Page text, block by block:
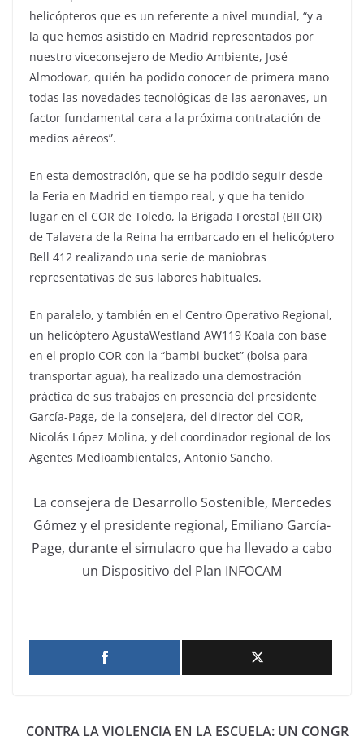
helicópteros que es un referente a nivel mundial, “y a
la que hemos asistido en Madrid representados por
nuestro viceconsejero de Medio Ambiente, José
Almodovar, quién ha podido conocer de primera mano
todas las novedades tecnológicas de las aeronaves, un
factor fundamental cara a la próxima contratación de
medios aéreos”.
En esta demostración, que se ha podido seguir desde
la Feria en Madrid en tiempo real, y que ha tenido
lugar en el COR de Toledo, la Brigada Forestal (BIFOR)
de Talavera de la Reina ha embarcado en el helicóptero
Bell 412 realizando una serie de maniobras
representativas de sus labores habituales.
En paralelo, y también en el Centro Operativo Regional,
un helicóptero AgustaWestland AW119 Koala con base
en el propio COR con la “bambi bucket” (bolsa para
transportar agua), ha realizado una demostración
práctica de sus trabajos en presencia del presidente
García-Page, de la consejera, del director del COR,
Nicolás López Molina, y del coordinador regional de los
Agentes Medioambientales, Antonio Sancho.
La consejera de Desarrollo Sostenible, Mercedes
Gómez y el presidente regional, Emiliano García-
Page, durante el simulacro que ha llevado a cabo
un Dispositivo del Plan INFOCAM
CONTRA LA VIOLENCIA EN LA ESCUELA: UN CONGR